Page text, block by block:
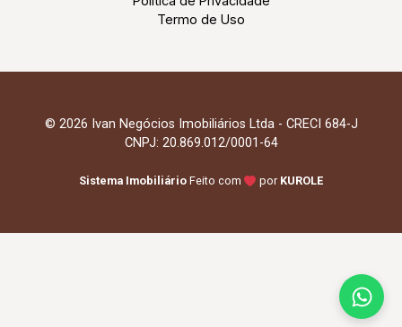
Termo de Uso
© 2026 Ivan Negócios Imobiliários Ltda - CRECI 684-J
CNPJ: 20.869.012/0001-64
Sistema Imobiliário Feito com por KUROLE